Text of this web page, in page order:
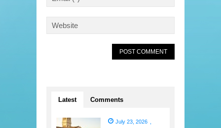
Latest Comments
July 23, 2026